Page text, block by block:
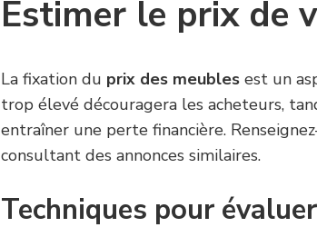
Estimer le prix de
La fixation du prix des meubles est un
trop élevé découragera les acheteurs,
entraîner une perte financière.
consultant des annonces similaires.
Techniques pour